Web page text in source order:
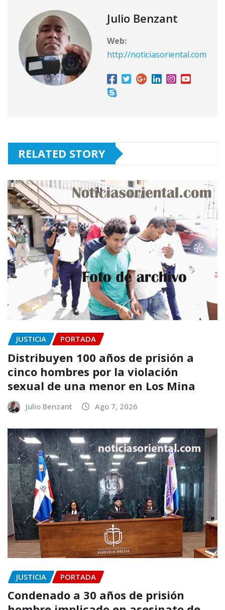
Julio Benzant
Web:
http://noticiasoriental.com
RELATED STORY
JUSTICIA PORTADA
Distribuyen 100 años de prisión a
cinco hombres por la violación
sexual de una menor en Los Mina
Julio Benzant Ago 7, 2026
JUSTICIA PORTADA
Condenado a 30 años de prisión